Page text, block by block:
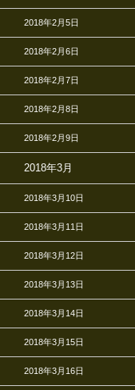
2018年2月5日
2018年2月6日
2018年2月7日
2018年2月8日
2018年2月9日
2018年3月
2018年3月10日
2018年3月11日
2018年3月12日
2018年3月13日
2018年3月14日
2018年3月15日
2018年3月16日